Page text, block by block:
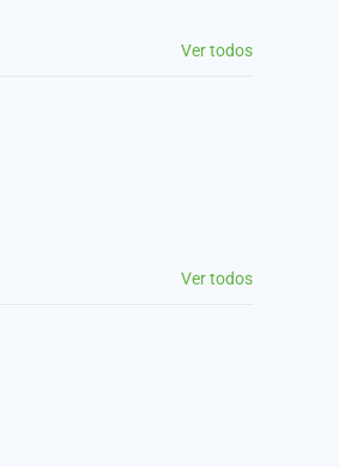
Ver todos
Ver todos